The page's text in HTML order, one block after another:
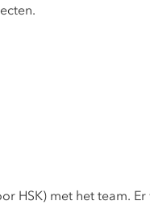
HSK) met het team.